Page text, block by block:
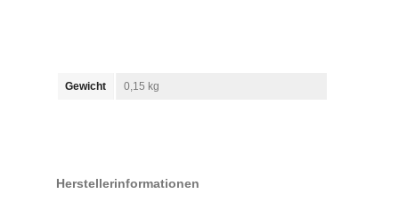
Gewicht 0,15 kg
Herstellerinformationen